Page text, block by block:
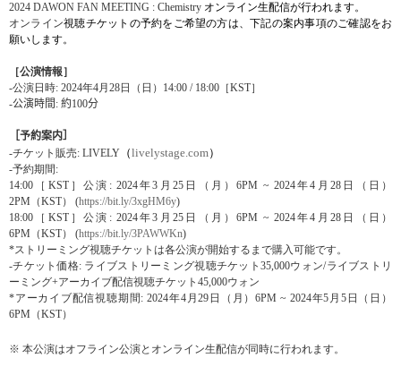
2024 DAWON FAN MEETING : Chemistry オンライン生配信が行われます。
オンライン視聴チケットの予約をご希望の方は、下記の案内事項のご確認をお
願いします。
［公演情報］
-公演日時: 2024年4月 28日（日） 14:00 / 18:00 ［KST］
-公演時間 : 約100分
［予約案内］
-チケット販売: LIVELY （livelystage.com）
-予約期間 :
14:00 ［ KST］公演 : 2024年3 月 25 日（月）6PM ~ 2024年4 月 28 日（日）
2PM （KST） (https://bit.ly/3xgHM6y)
18:00 ［ KST］公演 : 2024年3 月 25 日（月）6PM ~ 2024年4 月 28 日（日）
6PM （KST） (https://bit.ly/3PAWWKn)
*ストリーミング視聴チケットは各公演が開始するまで購入可能です。
-チケット価格: ライブストリーミング視聴チケット35,000ウォン/ライブストリ
ーミング+アーカイブ配信視聴チケット 45,000ウォン
*アーカイブ配信視聴期間 : 2024年4月29 日（月）6PM ~ 2024年5 月 5日（日）
6PM （KST）
※ 本公演はオフライン公演とオンライン生配信が同時に行われます。